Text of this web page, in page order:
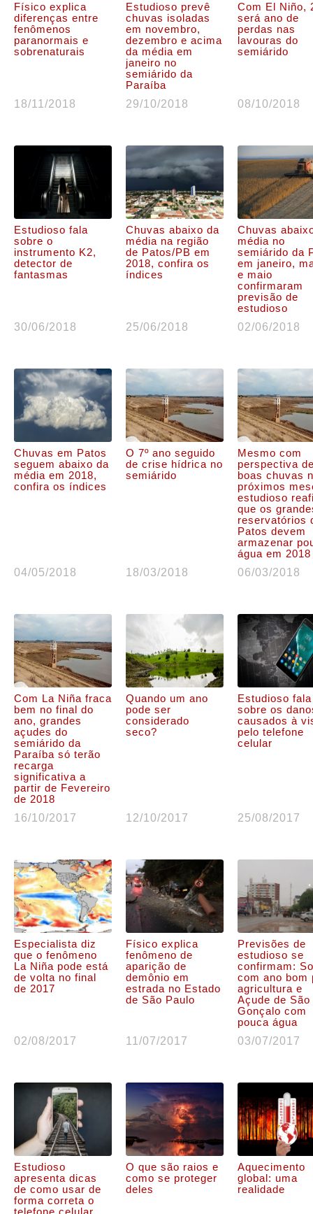
Físico explica
diferenças entre
fenômenos
paranormais e
sobrenaturais
18/11/2018
Estudioso prevê
chuvas isoladas
em novembro,
dezembro e acima
da média em
janeiro no
semiárido da
Paraíba
29/10/2018
Com El Niño,
será ano de
perdas nas
lavouras do
semiárido
08/10/2018
Estudioso fala
sobre o
instrumento K2,
detector de
fantasmas
30/06/2018
Chuvas abaixo da
média na região
de Patos/PB em
2018, confira os
índices
25/06/2018
Chuvas
média no
semiárido da
em janeiro,
e maio
confirmaram
previsão de
estudioso
02/06/2018
Chuvas em Patos
seguem abaixo da
média em 2018,
confira os índices
04/05/2018
O 7º ano seguido
de crise hídrica no
semiárido
18/03/2018
Mesmo com
perspectiva
boas chuvas
próximos
estudioso
que os
reservatórios
Patos devem
armazenar
água em 2018
06/03/2018
Com La Niña fraca
bem no final do
ano, grandes
açudes do
semiárido da
Paraíba só terão
recarga
significativa a
partir de Fevereiro
de 2018
16/10/2017
Quando um ano
pode ser
considerado
seco?
12/10/2017
Estudioso fala
sobre os
causados à
pelo telefone
celular
25/08/2017
Especialista diz
que o fenômeno
La Niña pode está
de volta no final
de 2017
02/08/2017
Físico explica
fenômeno de
aparição de
demônio em
estrada no Estado
de São Paulo
11/07/2017
Previsões de
estudioso se
confirmam:
com ano bom
agricultura e
Açude de São
Gonçalo com
pouca água
03/07/2017
Estudioso
apresenta dicas
de como usar de
forma correta o
telefone celular
O que são raios e
como se proteger
deles
Aquecimento
global: uma
realidade